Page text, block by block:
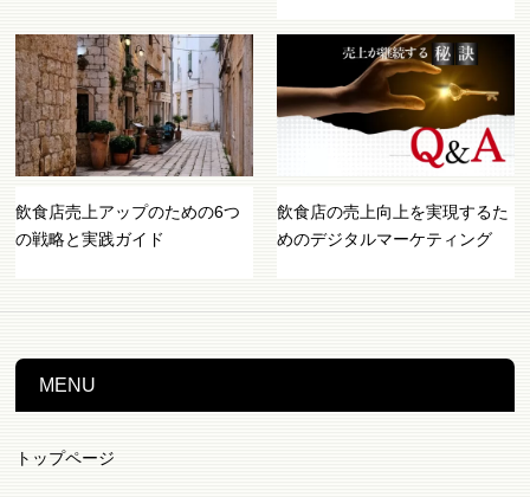
飲食店売上アップのための6つ
の戦略と実践ガイド
飲食店の売上向上を実現するた
めのデジタルマーケティング
MENU
トップページ